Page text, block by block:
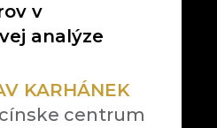
v
analýze
KARHÁNEK
centrum